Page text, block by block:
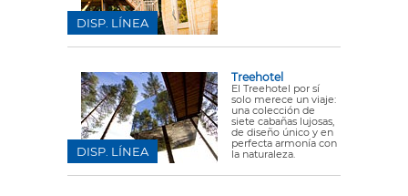
DISP. LÍNEA
Treehotel
El Treehotel por sí
solo merece un viaje:
una colección de
siete cabañas lujosas,
de diseño único y en
perfecta armonía con
la naturaleza.
DISP. LÍNEA